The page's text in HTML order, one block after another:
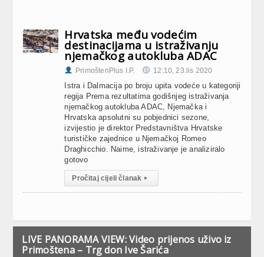
Hrvatska među vodećim
destinacijama u istraživanju
njemačkog autokluba ADAC
PrimoštenPlus I.P. 12:10, 23.lis 2020
Istra i Dalmacija po broju upita vodeće u kategoriji
regija Prema rezultatima godišnjeg istraživanja
njemačkog autokluba ADAC, Njemačka i
Hrvatska apsolutni su pobjednici sezone,
izvijestio je direktor Predstavništva Hrvatske
turističke zajednice u Njemačkoj Romeo
Draghicchio. Naime, istraživanje je analiziralo
gotovo
Pročitaj cijeli članak ▸
LIVE PANORAMA VIEW: Video prijenos uživo iz
Primoštena – Trg don Ive Šarića